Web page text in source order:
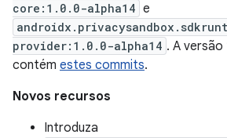
core:1.0.0-alpha14 e
provider:1.0.0-alpha14 . A
contém estes commits.
Novos recursos
Introduza